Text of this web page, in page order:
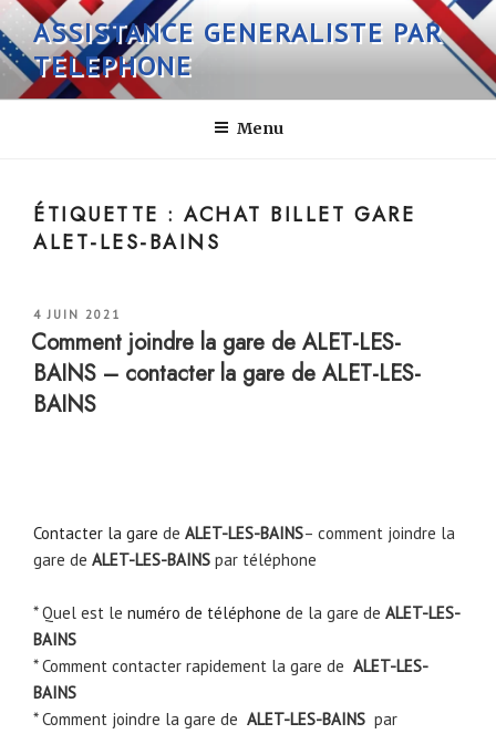
Aller
au
contenu
principal
ASSISTANCE GENERALISTE PAR
TELEPHONE
Menu
ÉTIQUETTE :ACHAT BILLET GARE
ALET-LES-BAINS
PUBLIÉ
LE
4 JUIN 2021
Comment joindre la gare de ALET-LES-
BAINS – contacter la gare de ALET-LES-
BAINS
Contacter la gare de ALET-LES-BAINS– comment joindre la
gare de ALET-LES-BAINS par téléphone
* Quel est le numéro de téléphone de la gare de ALET-LES-
BAINS
* Comment contacter rapidement la gare de ALET-LES-
BAINS
* Comment joindre la gare de ALET-LES-BAINS par